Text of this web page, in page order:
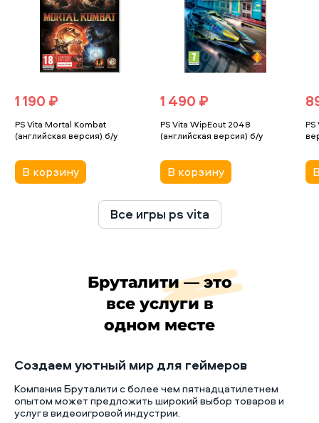
1 190 ₽
PS Vita Mortal Kombat
(английская версия) б/у
В корзину
1 490 ₽
PS Vita WipEout 2048
(английская версия) б/у
В корзину
PS
Все игры ps vita
Бруталити — это
все услуги в
одном месте
Создаем уютный мир для геймеров
Компания Бруталити с более чем пятнадцатилетнем
опытом может предложить широкий выбор товаров и
услуг в видеоигровой индустрии.